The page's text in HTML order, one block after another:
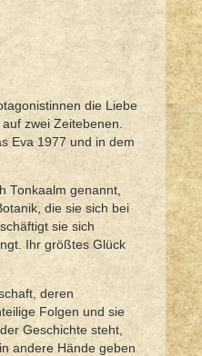
die Liebe
zwei Zeitebenen.
Eva 1977 und in dem
Tonkaalm genannt,
die sie sich bei
sie sich
Ihr größtes Glück
deren
Folgen und sie
Geschichte steht,
andere Hände geben